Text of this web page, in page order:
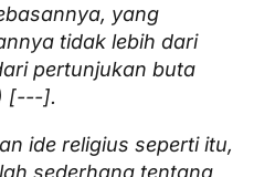
yang
tidak lebih dari
pertunjukan buta
[---].
ide religius seperti itu,